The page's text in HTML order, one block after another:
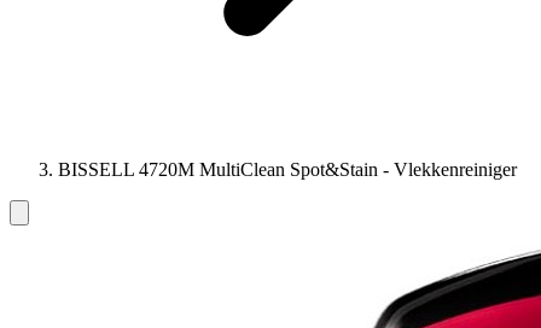
BISSELL 4720M MultiClean Spot&Stain - Vlekkenreiniger